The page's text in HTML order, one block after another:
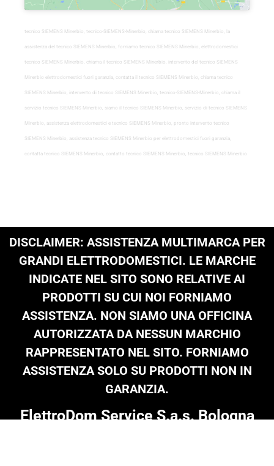
tecnico SIEMENS Minerbio, tecnico-SIEMENS-Minerbio, chiama tecnico SIEMENS Minerbio, la
assistenza del tecnico SIEMENS Minerbio, forniamo tecnico SIEMENS Minerbio, elettrodomestici
tecnico SIEMENS Minerbio, chiama il tecnico SIEMENS Minerbio, intervento del tecnico SIEMENS
Minerbio elettrodomestici fuori garanzia, contatta il tecnico SIEMENS Minerbio, chiama tecnico
SIEMENS Minerbio, intervento di tecnico SIEMENS Minerbio, tecnico-SIEMENS-Minerbio, chiama il
servizio tecnico SIEMENS Minerbio, siamo il tecnico SIEMENS Minerbio, servizio di tecnico SIEMENS
Minerbio, assistenza elettrodomestici e tecnico SIEMENS Minerbio, pronto intervento tecnico
SIEMENS Minerbio, assistenza tecnico SIEMENS Minerbio per elettrodomestici fuori garanzia,
contatta tecnico SIEMENS Minerbio, contatto tecnico SIEMENS Minerbio, tecnico SIEMENS Minerbio
DISCLAIMER: ASSISTENZA MULTIMARCA PER
GRANDI ELETTRODOMESTICI. LE MARCHE
INDICATE NEL SITO SONO RELATIVE AI
PRODOTTI SU CUI NOI FORNIAMO
ASSISTENZA. NON SIAMO UNA OFFICINA
AUTORIZZATA DA NESSUN MARCHIO
RAPPRESENTATO NEL SITO. FORNIAMO
ASSISTENZA SOLO SU PRODOTTI NON IN
GARANZIA.
ElettroDom Service S.a.s. Bologna